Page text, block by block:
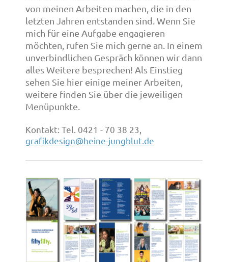
von meinen Arbeiten machen, die in den
letzten Jahren entstanden sind. Wenn Sie
mich für eine Aufgabe engagieren
möchten, rufen Sie mich gerne an. In einem
unverbindlichen Gespräch können wir dann
alles Weitere besprechen! Als Einstieg
sehen Sie hier einige meiner Arbeiten,
weitere finden Sie über die jeweiligen
Menüpunkte.
Kontakt: Tel. 0421 - 70 38 23,
grafikdesign@heine-jungblut.de